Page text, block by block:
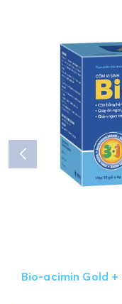
Bio-acimin Gold +